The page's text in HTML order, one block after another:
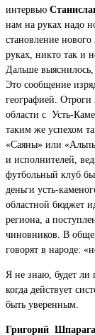
интервью
нам на руках надо
становление
руках, никто так и
Дальше выяснилось,
Это сообщение
географией. Отроги
области с Усть-
таким же успехом
«Саяны» или
и исполнителей,
футбольный клуб
деньги усть-
областной бюджет
региона, а
чиновников. В
говорят в народе:
Я не знаю, будет ли
когда действует
быть уверенным.
Григорий